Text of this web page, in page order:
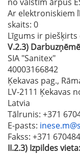
Ar elektroniskiem
skaits: 0
Līgums ir
V.2.3)
SIA "Sanitex"
40003166842
Ķekavas pag.,
LV-2111 Ķekavas
Latvia
Tālrunis: +371
E-pasts:
Fakss: +371
II.2.3) Izpildes vieta: